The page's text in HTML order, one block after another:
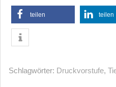
teilen teilen
Schlagwörter: Druckvorstufe,